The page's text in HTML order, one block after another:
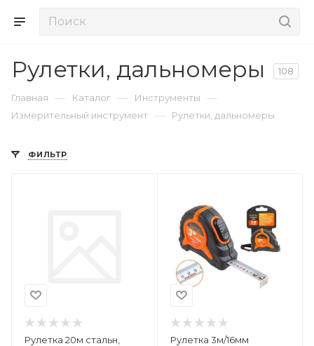
Рулетки, дальномеры 108
Главная — Каталог — Инструменты —
Измерительный инструмент — Рулетки, дальномеры
ФИЛЬТР
Рулетка 20м стальн,
Рулетка 3м/16мм